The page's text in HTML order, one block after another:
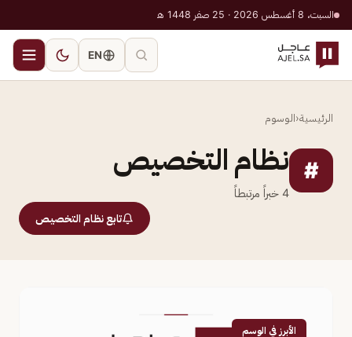
السبت، 8 أغسطس 2026 · 25 صفر 1448 هـ
EN
الرئيسية‹الوسوم
# نظام التخصيص
4 خبراً مرتبطاً
تابع نظام التخصيص
الأبرز في الوسم